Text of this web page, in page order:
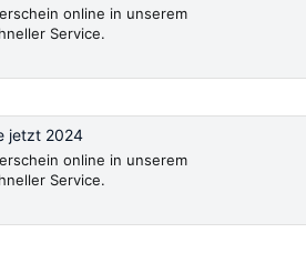
online in unserem
Service.
jetzt 2024
online in unserem
Service.